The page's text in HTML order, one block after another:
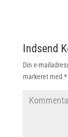
Indsend
Din e-
markeret med *